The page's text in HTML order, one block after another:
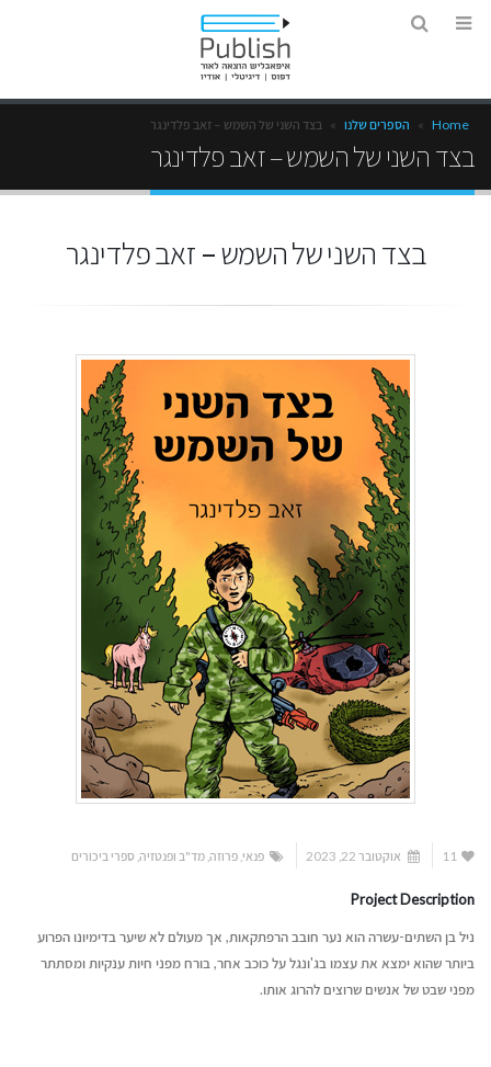
Home
» הספרים שלנו » בצד השני של השמש – זאב פלדינגר
בצד השני של השמש – זאב פלדינגר
בצד השני של השמש – זאב פלדינגר
11 אוקטובר 22, 2023 פנאי ,פרוזה ,מד"ב ופנטזיה ספרי ביכורים
Project Description
ניל בן השתים-עשרה הוא נער חובב הרפתקאות, אך מעולם לא שיער בדימיונו הפרוע
ביותר שהוא ימצא את עצמו בג'ונגל על כוכב אחר, בורח מפני חיות ענקיות ומסתתר
מפני שבט של אנשים שרוצים להרוג אותו.